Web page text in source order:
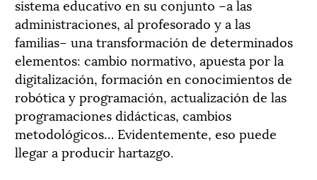
sistema educativo en su conjunto –a las
administraciones, al profesorado y a las
familias– una transformación de determinados
elementos: cambio normativo, apuesta por la
digitalización, formación en conocimientos de
robótica y programación, actualización de las
programaciones didácticas, cambios
metodológicos… Evidentemente, eso puede
llegar a producir hartazgo.